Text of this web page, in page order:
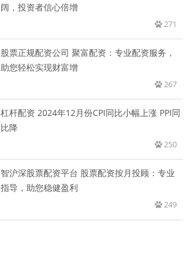
阔，投资者信心倍增
271
股票正规配资公司 聚富配资：专业配资服务，
助您轻松实现财富增
267
杠杆配资 2024年12月份CPI同比小幅上涨 PPI同
比降
250
智沪深股票配资平台 股票配资按月投顾：专业
指导，助您稳健盈利
249